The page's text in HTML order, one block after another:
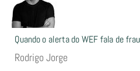
Quando o alerta do WEF fala de
Rodrigo Jorge